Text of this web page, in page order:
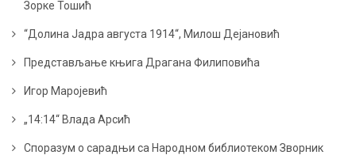
Зорке Тошић
“Долина Јадра августа 1914“, Милош Дејановић
Представљање књига Драгана Филиповића
Игор Маројевић
„14:14“ Влада Арсић
Споразум о сарадњи са Народном библиотеком Зворник